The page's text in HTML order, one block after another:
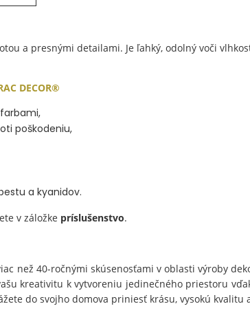
a presnými detailami. Je ľahký, odolný voči
DECOR®
poškodeniu,
a kyanidov.
v záložke príslušenstvo.
než 40-ročnými skúsenosťami v oblasti výroby
kreativitu k vytvoreniu jedinečného priestoru
do svojho domova priniesť krásu, vysokú kvalitu